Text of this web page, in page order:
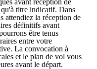
titre indicatif. Dans
attendiez la réception de
définitifs avant
être tenus
entre votre
La convocation à
et le plan de vol vous
avant le départ.